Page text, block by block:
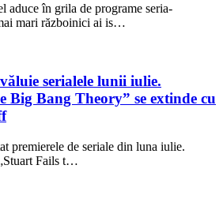
aduce în grila de programe seria-
mari războinici ai is…
serialele lunii iulie.
Big Bang Theory” se extinde cu
premierele de seriale din luna iulie.
Fails t…